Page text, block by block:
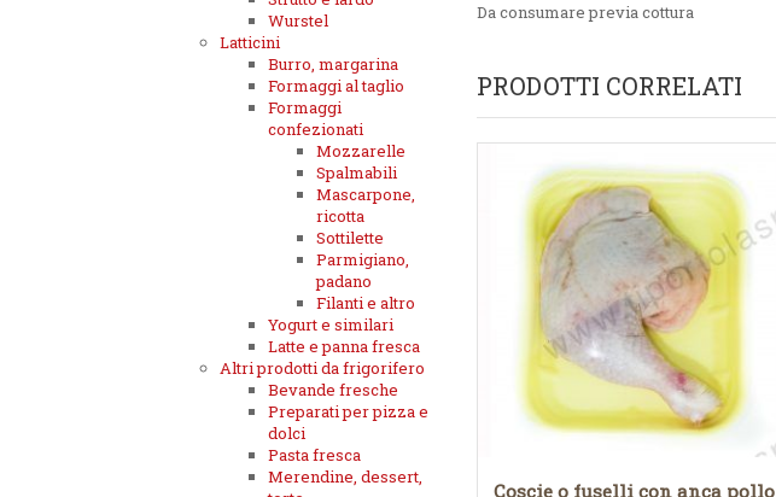
Da consumare previa cottura
PRODOTTI CORRELATI
Coscie o fuselli con anca pollo
Wurstel
Latticini
Burro, margarina
Formaggi al taglio
Formaggi
confezionati
Mozzarelle
Spalmabili
Mascarpone,
ricotta
Sottilette
Parmigiano,
padano
Filanti e altro
Yogurt e similari
Latte e panna fresca
Altri prodotti da frigorifero
Bevande fresche
Preparati per pizza e
dolci
Pasta fresca
Merendine, dessert,